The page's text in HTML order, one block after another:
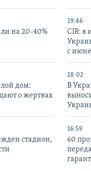
на 20-40%
19:46
CIR: в
с
дом:
о жертвах
18:02
В
стадион,
16:59
60